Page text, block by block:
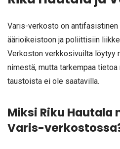
Varis-verkosto on
äärioikeistoon ja poliittisiin
Verkoston verkkosivuilta löytyy
nimestä, mutta tarkempaa tietoa
taustoista ei ole saatavilla.
Miksi Riku Hautala
Varis-